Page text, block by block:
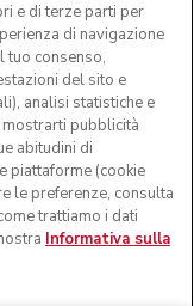
e di terze parti per
di navigazione
tuo consenso,
del sito e
analisi statistiche e
pubblicità
abitudini di
piattaforme (cookie
le preferenze, consulta
trattiamo i dati
Informativa sulla